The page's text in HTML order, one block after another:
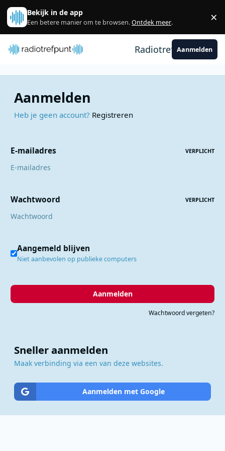
Spring naar bijdragen
Bekijk in de app
Een betere manier om te browsen.Ontdek meer. ×
RadiotrefpuntAanmelden
Aanmelden
Heb je geen account? Registreren
E-mailadres VERPLICHT
Wachtwoord VERPLICHT
Aangemeld blijven
Niet aanbevolen op publieke computers
Aanmelden
Wachtwoord vergeten?
Sneller aanmelden
Maak verbinding via een van deze websites.
Aanmelden met Google